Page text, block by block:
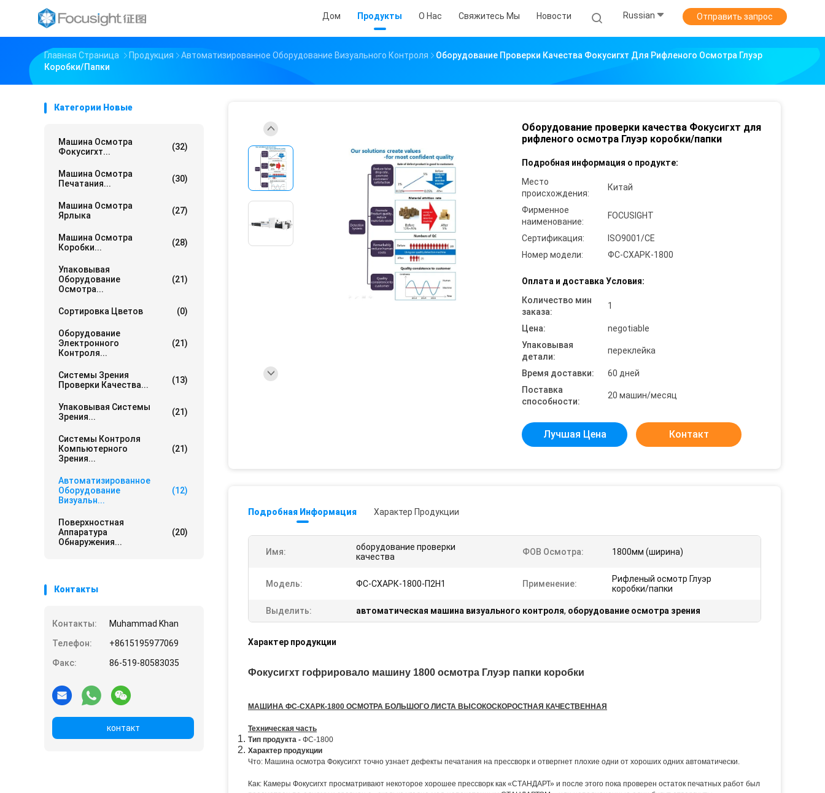
Дом Продукты О Нас Свяжитесь Мы Новости Russian Отправить запрос
Главная Страница Продукция Автоматизированное Оборудование Визуального Контроля
Оборудование Проверки Качества Фокусигхт Для Рифленого Осмотра Глуэр
Коробки/папки
Категории Новые
Машина Осмотра
Фокусигхт...
(32)
Машина Осмотра
Печатания...
(30)
Машина Осмотра
Ярлыка
(27)
Машина Осмотра
Коробки...
(28)
Упаковывая
Оборудование
Осмотра...
(21)
Сортировка Цветов (0)
Оборудование
Электронного
Контроля...
(21)
Системы Зрения
Проверки Качества...
(13)
Упаковывая Системы
Зрения...
(21)
Системы Контроля
Компьютерного
Зрения...
(21)
Автоматизированное
Оборудование
Визуальн...
(12)
Поверхностная
Аппаратура
Обнаружения...
(20)
Контакты
Контакты:
Muhammad Khan
Телефон:
+8615195977069
Факс:
86-519-80583035
контакт
Оборудование проверки качества Фокусигхт для
рифленого осмотра Глуэр коробки/папки
Подробная информация о продукте:
Место
происхождения:
Китай
Фирменное
наименование:
FOCUSIGHT
Сертификация:
ISO9001/CE
Номер модели:
ФС-СХАРК-1800
Оплата и доставка Условия:
Количество мин
заказа:
1
Цена:
negotiable
Упаковывая
детали:
переклейка
Время доставки:
60 дней
Поставка
способности:
20 машин/месяц
Лучшая Цена Контакт
Подробная Информация Характер Продукции
Имя:
оборудование проверки
качества
ФОВ Осмотра: 1800мм (ширина)
Модель: ФС-СХАРК-1800-П2Н1 Применение:
Рифленый осмотр Глуэр
коробки/папки
Выделить: автоматическая машина визуального контроля, оборудование осмотра зрения
Характер продукции
Фокусигхт гофрировало машину 1800 осмотра Глуэр папки коробки
МАШИНА ФС-СХАРК-1800 ОСМОТРА БОЛЬШОГО ЛИСТА ВЫСОКОСКОРОСТНАЯ КАЧЕСТВЕННАЯ
Техническая часть
Тип продукта - ФС-1800
Характер продукции
Что: Машина осмотра Фокусигхт точно узнает дефекты печатания на прессворк и отвергнет плохие одни от хороших одних автоматически.
Как: Камеры Фокусигхт просматривают некоторое хорошее прессворк как «СТАНДАРТ» и после этого пока проверен остаток печатных работ был